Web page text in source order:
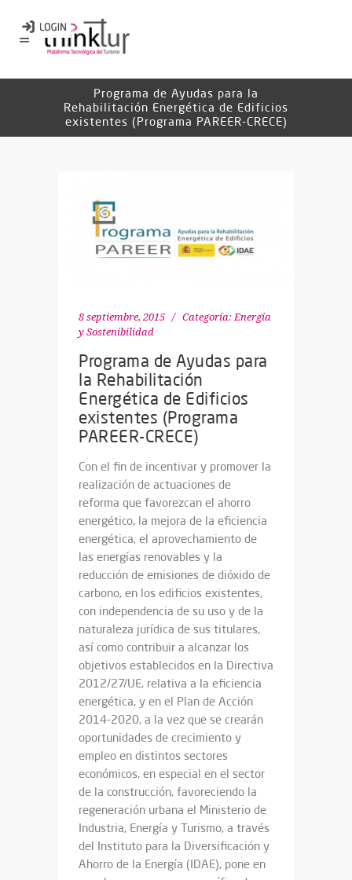
Programa de Ayudas para la
Rehabilitación Energética de Edificios
existentes (Programa PAREER-CRECE)
8 septiembre, 2015 Categoría: Energía
y Sostenibilidad
Programa de Ayudas para
la Rehabilitación
Energética de Edificios
existentes (Programa
PAREER-CRECE)
Con el fin de incentivar y promover la
realización de actuaciones de
reforma que favorezcan el ahorro
energético, la mejora de la eficiencia
energética, el aprovechamiento de
las energías renovables y la
reducción de emisiones de dióxido de
carbono, en los edificios existentes,
con independencia de su uso y de la
naturaleza jurídica de sus titulares,
así como contribuir a alcanzar los
objetivos establecidos en la Directiva
2012/27/UE, relativa a la eficiencia
energética, y en el Plan de Acción
2014-2020, a la vez que se crearán
oportunidades de crecimiento y
empleo en distintos sectores
económicos, en especial en el sector
de la construcción, favoreciendo la
regeneración urbana el Ministerio de
Industria, Energía y Turismo, a través
del Instituto para la Diversificación y
Ahorro de la Energía (IDAE), pone en